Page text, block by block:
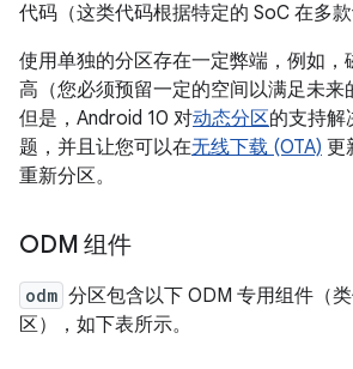
代码（这类代码根据特定的 SoC 在多款
使用单独的分区存在一定弊端，例如，
高（您必须预留一定的空间以满足未来
但是，Android 10 对动态分区的支持解
题，并且让您可以在无线下载 (OTA) 更
重新分区。
ODM 组件
odm 分区包含以下 ODM 专用组件（
区），如下表所示。